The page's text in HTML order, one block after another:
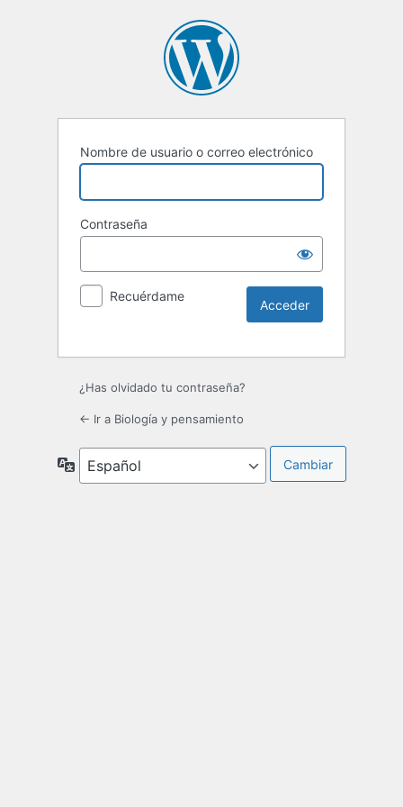
Nombre de usuario o correo electrónico
Contraseña
Recuérdame
¿Has olvidado tu contraseña?
← Ir a Biología y pensamiento
Idioma